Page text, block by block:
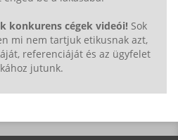
konkurens cégek videói! Sok
mi nem tartjuk etikusnak azt,
referenciáját és az ügyfelet
jutunk.